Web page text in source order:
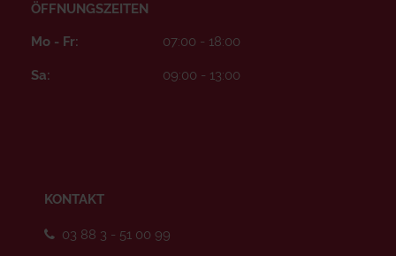
ÖFFNUNGSZEITEN
Mo - Fr: 07:00 - 18:00
Sa: 09:00 - 13:00
KONTAKT
03 88 3 - 51 00 99